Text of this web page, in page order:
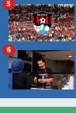
5
6